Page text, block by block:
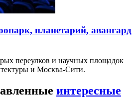
планетарий, авангард
переулков и научных площадок
и Москва-Сити.
интересные